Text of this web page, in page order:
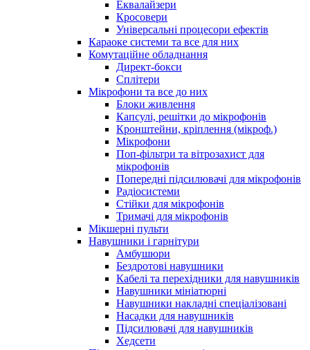
Еквалайзери
Кросовери
Універсальні процесори ефектів
Караоке системи та все для них
Комутаційне обладнання
Директ-бокси
Сплітери
Мікрофони та все до них
Блоки живлення
Капсулі, решітки до мікрофонів
Кронштейни, кріплення (мікроф.)
Мікрофони
Поп-фільтри та вітрозахист для
мікрофонів
Попередні підсилювачі для мікрофонів
Радіосистеми
Стійки для мікрофонів
Тримачі для мікрофонів
Мікшерні пульти
Навушники і гарнітури
Амбушюри
Бездротові навушники
Кабелі та перехідники для навушників
Навушники мініатюрні
Навушники накладні спеціалізовані
Насадки для навушників
Підсилювачі для навушників
Хедсети